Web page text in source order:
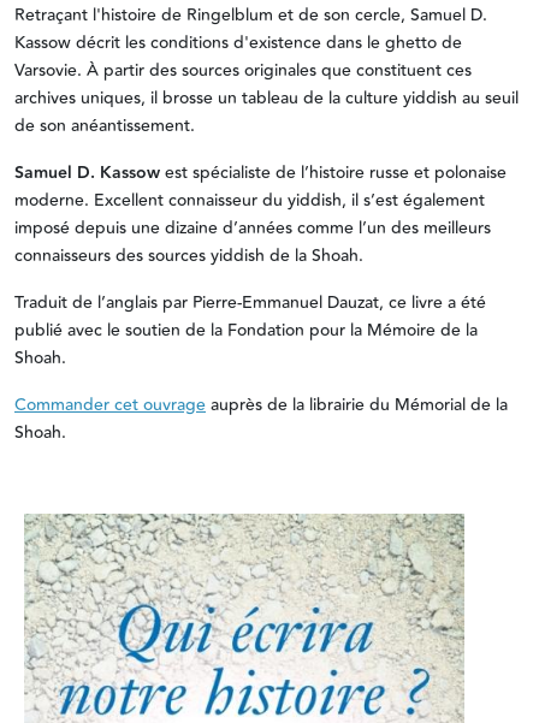
Retraçant l'histoire de Ringelblum et de son cercle, Samuel D.
Kassow décrit les conditions d'existence dans le ghetto de
Varsovie. À partir des sources originales que constituent ces
archives uniques, il brosse un tableau de la culture yiddish au seuil
de son anéantissement.
Samuel D. Kassowest spécialiste de l’histoire russe et polonaise
moderne. Excellent connaisseur du yiddish, il s’est également
imposé depuis une dizaine d’années comme l’un des meilleurs
connaisseurs des sources yiddish de la Shoah.
Traduit de l’anglais par Pierre-Emmanuel Dauzat, ce livre a été
publié avec le soutien de la Fondation pour la Mémoire de la
Shoah.
Commander cet ouvrageauprès de la librairie du Mémorial de la
Shoah.